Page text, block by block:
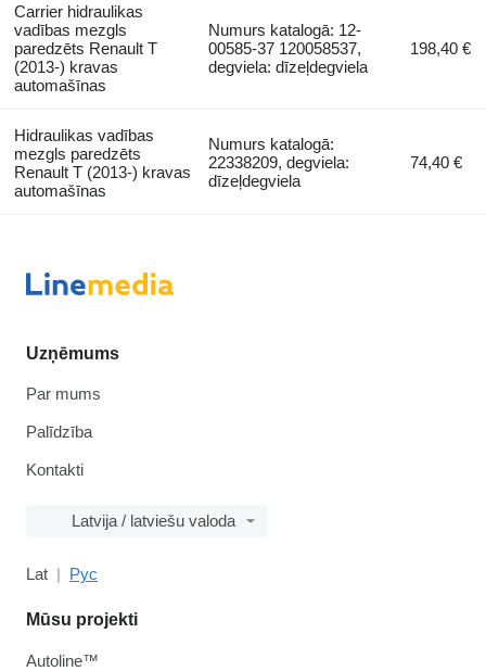
Carrier hidraulikas
vadības mezgls
paredzēts Renault T
(2013-) kravas
automašīnas
Numurs katalogā: 12-
00585-37 120058537,
degviela: dīzeļdegviela
198,40 €
Hidraulikas vadības
mezgls paredzēts
Renault T (2013-) kravas
automašīnas
Numurs katalogā:
22338209, degviela:
dīzeļdegviela
74,40 €
Uzņēmums
Par mums
Palīdzība
Kontakti
Latvija / latviešu valoda
Lat Рус
Mūsu projekti
Autoline™